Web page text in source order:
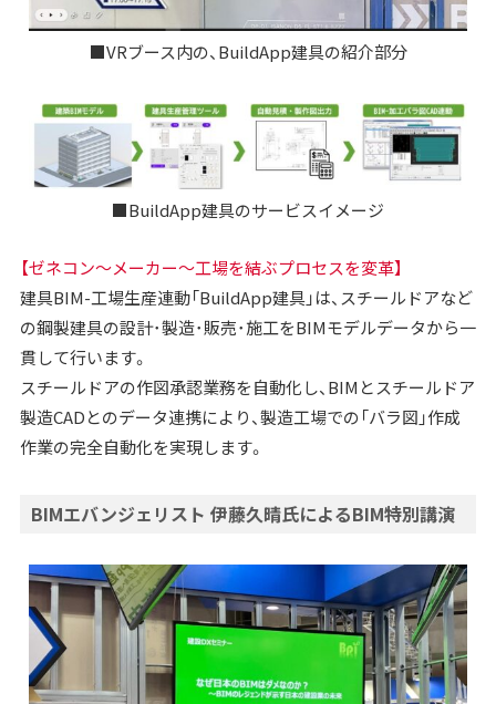
■VRブース内の、BuildApp建具の紹介部分
■BuildApp建具のサービスイメージ
【ゼネコン～メーカー～工場を結ぶプロセスを変革】
建具BIM-工場生産連動「BuildApp建具」は、スチールドアなど
の鋼製建具の設計･製造･販売･施工をBIMモデルデータから一
貫して行います。
スチールドアの作図承認業務を自動化し、BIMとスチールドア
製造CADとのデータ連携により、製造工場での「バラ図」作成
作業の完全自動化を実現します。
BIMエバンジェリスト 伊藤久晴氏によるBIM特別講演